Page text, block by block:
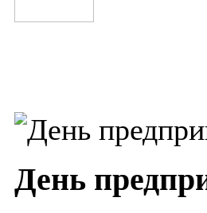
День